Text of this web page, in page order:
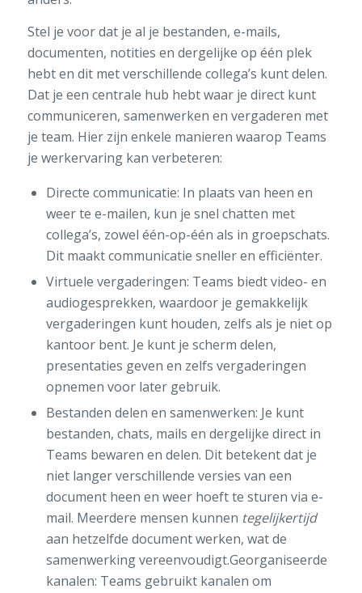
Stel je voor dat je al je bestanden, e-mails,
documenten, notities en dergelijke op één plek
hebt en dit met verschillende collega’s kunt delen.
Dat je een centrale hub hebt waar je direct kunt
communiceren, samenwerken en vergaderen met
je team. Hier zijn enkele manieren waarop Teams
je werkervaring kan verbeteren:
Directe communicatie: In plaats van heen en
weer te e-mailen, kun je snel chatten met
collega’s, zowel één-op-één als in groepschats.
Dit maakt communicatie sneller en efficiënter.
Virtuele vergaderingen: Teams biedt video- en
audiogesprekken, waardoor je gemakkelijk
vergaderingen kunt houden, zelfs als je niet op
kantoor bent. Je kunt je scherm delen,
presentaties geven en zelfs vergaderingen
opnemen voor later gebruik.
Bestanden delen en samenwerken: Je kunt
bestanden, chats, mails en dergelijke direct in
Teams bewaren en delen. Dit betekent dat je
niet langer verschillende versies van een
document heen en weer hoeft te sturen via e-
mail. Meerdere mensen kunnen tegelijkertijd
aan hetzelfde document werken, wat de
samenwerking vereenvoudigt.Georganiseerde
kanalen: Teams gebruikt kanalen om